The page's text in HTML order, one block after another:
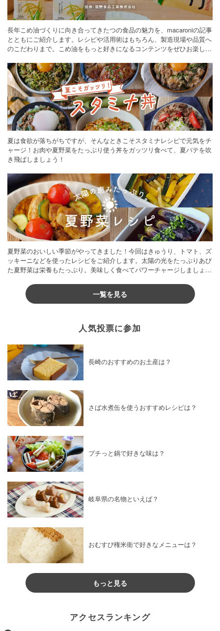
長年こめ油づくりに向き合ってきたつの食品の魅力を、macaroniの記事
とともにご紹介します。レシピや活用術はもちろん、製造現場や品質へ
のこだわりまで。こめ油をもっと好きになるコンテンツをぜひお楽しみ
夏は食欲が落ちがちですが、そんなときこそスタミナレシピで元気をチ
ャージ！お肉や夏野菜をたっぷり使う丼をガッツリ食べて、夏バテを吹
き飛ばしましょう！
夏野菜のおいしい季節がやってきました！今回はきゅうり、トマト、ズ
ッキーニなどを使ったレシピをご紹介します。太陽の光をたっぷりあび
た夏野菜は栄養もたっぷり。美味しく食べてパワーチャージしましょう
一覧を見る
人気投票に参加
長崎のおすすめのお土産は？
さば水煮缶を使うおすすめレシピは？
プチっと鍋で好きな味は？
岐阜県の名物といえば？
おむすび権米衛で好きなメニューは？
もっと見る
アクセスランキング